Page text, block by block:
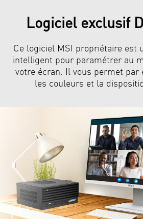
Logiciel exclusif
Ce logiciel MSI propriétaire est
intelligent pour paramétrer au
votre écran. Il vous permet par
les couleurs et la